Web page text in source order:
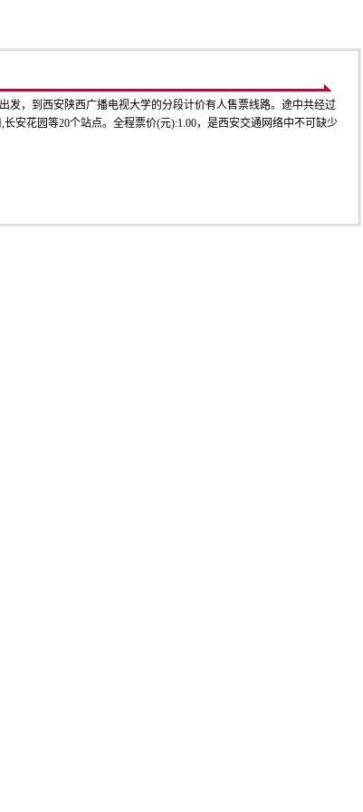
发，到西安陕西广播电视大学的分段计价有人售票线路。途中共经过
安花园等20个站点。全程票价(元):1.00，是西安交通网络中不可缺少